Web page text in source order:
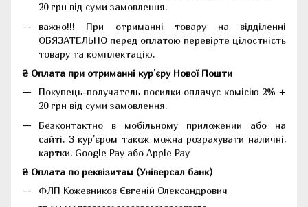
20 грн від суми замовлення.
важно!!! При отриманні товару на відділенні
ОБЯЗАТЕЛЬНО перед оплатою перевірте цілостність
товару та комплектацію.
₴ Оплата при отриманні кур'єру Нової Пошти
Покупець-получатель посилки оплачує комісію 2% +
20 грн від суми замовлення.
Безконтактно в мобільному приложении або на
сайті. З кур'єром також можна розрахувати наличні,
картки, Google Pay або Apple Pay
₴ Оплата по реквізитам (Універсал банк)
ФЛП Кожевников Євгеній Олександрович